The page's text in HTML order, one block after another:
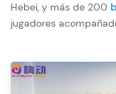
Hebei, y más de 200
jugadores